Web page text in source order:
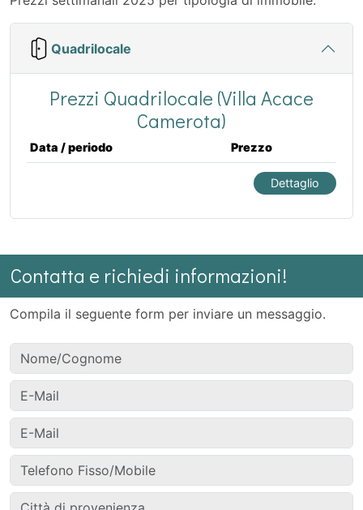
Quadrilocale
Prezzi Quadrilocale (Villa Acace
Camerota)
Data / periodo Prezzo
Dettaglio
Contatta e richiedi informazioni!
Compila il seguente form per inviare un messaggio.